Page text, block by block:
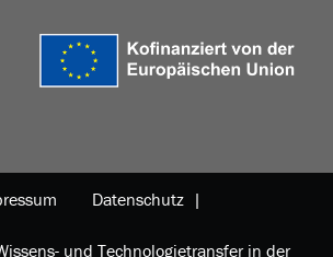
Datenschutz |
und Technologietransfer in der